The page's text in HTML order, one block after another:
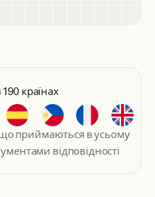
країнах
приймаються в усьому
відповідності